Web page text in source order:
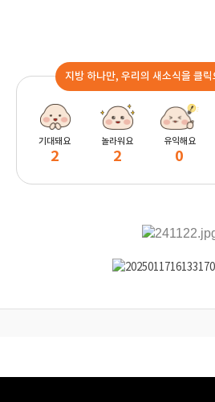
지방 하나만, 우리의 새소식을 클
기대돼요
2
놀라워요
2
유익해요
0